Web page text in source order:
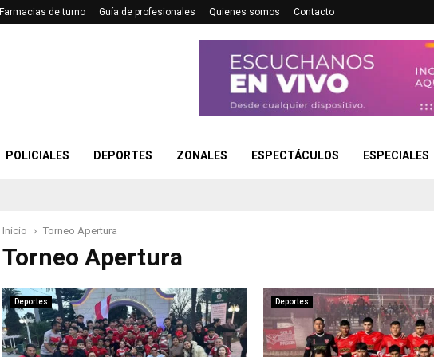
Farmacias de turno Guía de profesionales Quienes somos Contacto
POLICIALES DEPORTES ZONALES ESPECTÁCULOS ESPECIALES
Inicio Torneo Apertura
Torneo Apertura
Deportes Deportes